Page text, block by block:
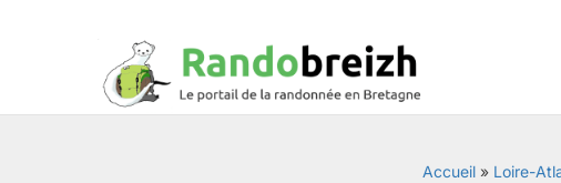
Accueil » Loire-